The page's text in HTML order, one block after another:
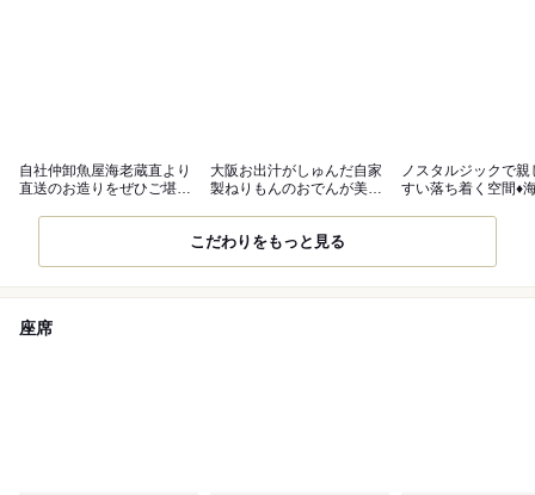
自社仲卸魚屋海老蔵直より
直送のお造りをぜひご堪能
大阪お出汁がしゅんだ自家
製ねりもんのおでんが美味
ノスタルジックで親
すい落ち着く空間♦
こだわりをもっと見る
座席